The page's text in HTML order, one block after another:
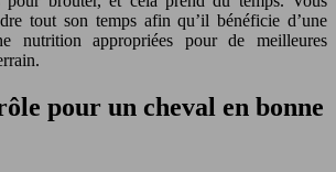
tout son temps afin qu’il bénéficie d’une
nutrition appropriées pour de meilleures
pour un cheval en bonne